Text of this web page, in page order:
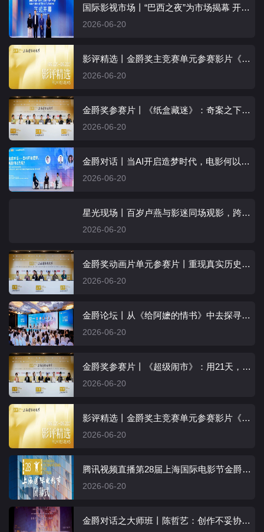
国际影视市场丨“巴西之夜”为市场揭幕 开启文化交流盛宴
2026-06-20
影评精选丨金爵奖主竞赛单元参赛影片《纸盒藏迷》
2026-06-20
金爵奖参赛片丨《纸盒藏迷》：奇案之下，人心才是最难解的谜
2026-06-20
金爵对话丨当AI开启造梦时代，电影何以为根？让AI因你而不同！
2026-06-20
星光现场丨百岁卢燕与影迷同场观影，跨越时间的银幕初心令人动容
2026-06-20
金爵奖动画片单元参赛片丨重现真实历史，勇敢追逐梦想
2026-06-20
金爵论坛丨从《给阿嬷的情书》中去探寻情感共振的秘密
2026-06-20
金爵奖参赛片丨《超级闹市》：用21天，造一场荒诞惊悚的梦
2026-06-20
影评精选丨金爵奖主竞赛单元参赛影片《超级闹市》
2026-06-20
腾讯视频直播第28届上海国际电影节金爵奖颁奖典礼，见证荣耀加冕时刻
2026-06-20
金爵对话之大师班丨陈哲艺：创作不妥协，才可以面对未来的自己